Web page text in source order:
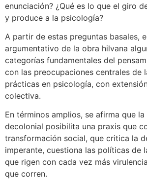
enunciación? ¿Qué es lo que el giro
y produce a la psicología?
A partir de estas preguntas basales,
argumentativo de la obra hilvana
categorías fundamentales del
con las preocupaciones centrales de
prácticas en psicología, con
colectiva.
En términos amplios, se afirma que
decolonial posibilita una praxis que
transformación social, que critica la
imperante, cuestiona las políticas de
que rigen con cada vez más
que corren.